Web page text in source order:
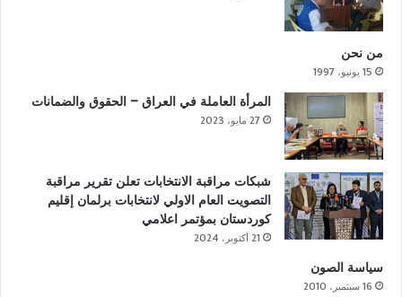
من نحن
15 يونيو، 1997
المرأة العاملة في العراق – الحقوق والضمانات
27 مايو، 2023
شبكات مراقبة الانتخابات تعلن تقرير مراقبة
التصويت العام الاولي لانتخابات برلمان إقليم
كوردستان بمؤتمر اعلامي
21 أكتوبر، 2024
سياسة الصون
16 سبتمبر، 2010